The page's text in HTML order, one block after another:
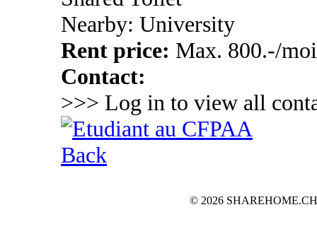
Nearby: University
Rent price: Max. 800.-/
Contact:
>>> Log in to view all
Back
© 2026